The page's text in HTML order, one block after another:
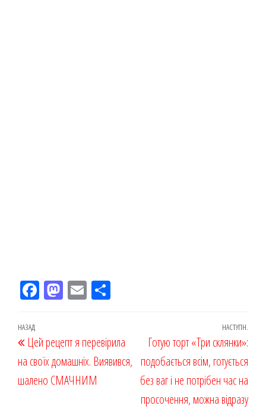
Fac
k
M
on
Em
ис
я
Навігація
записів
Попередній
запис
НАЗАД
Цей рецепт я перевірила
на своїх домашніх. Виявився,
шалено СМАЧНИМ
НАСТУПН.
Готую торт «Три склянки»:
подобається всім, готується
без ваг і не потрібен час на
просочення, можна відразу